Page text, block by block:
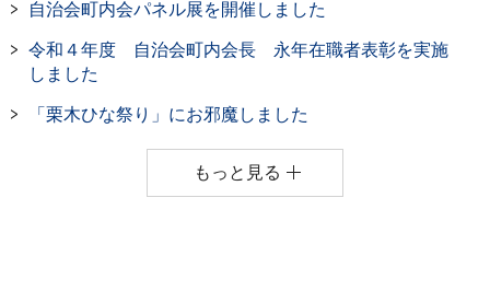
自治会町内会パネル展を開催しました
令和４年度 自治会町内会長 永年在職者表彰を実施
しました
「栗木ひな祭り」にお邪魔しました
もっと見る